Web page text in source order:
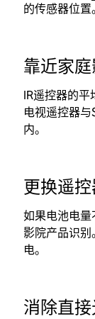
的传感器位置。
靠近家
IR遥控器的
电视遥控器
内。
更换遥
如果电池电
影院产品识
电。
消除直